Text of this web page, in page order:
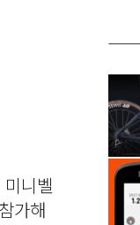
니벨
가해